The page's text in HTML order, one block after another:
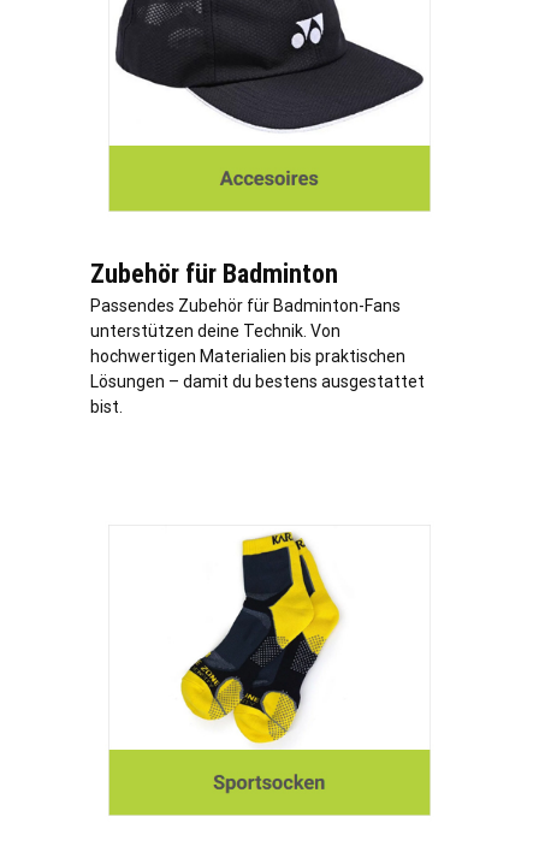
Zubehör für Badminton
Passendes Zubehör für Badminton-Fans
unterstützen deine Technik. Von
hochwertigen Materialien bis praktischen
Lösungen – damit du bestens ausgestattet
bist.